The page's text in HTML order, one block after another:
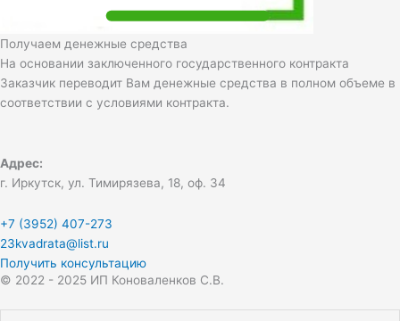
Получаем денежные средства
На основании заключенного государственного контракта
Заказчик переводит Вам денежные средства в полном объеме в
соответствии с условиями контракта.
Адрес:
г. Иркутск, ул. Тимирязева, 18, оф. 34
+7 (3952) 407-273
23kvadrata@list.ru
Получить консультацию
© 2022 - 2025 ИП Коноваленков С.В.